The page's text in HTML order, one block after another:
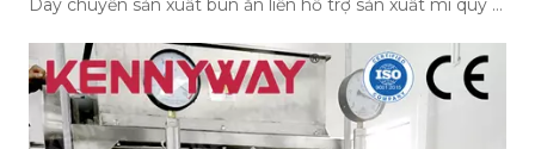
Dây chuyền sản xuất bún ăn liền hỗ trợ sản xuất mì quy mô lớn như thế nào